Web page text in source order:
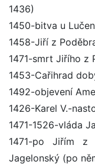
1436)
1450-bitva u
1458-Jiří z
1471-smrt Jiřího z
1453-Cařihrad
1492-objevení
1426-Karel V.-
1471-1526-vláda
1471-po Jiřím z
Jagelonský (po